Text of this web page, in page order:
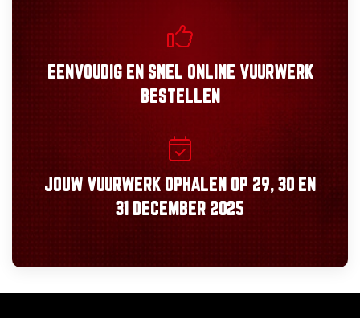
EENVOUDIGEN SNEL ONLINE VUURWERK
BESTELLEN
JOUW VUURWERK OPHALEN OP 29, 30 EN
31 DECEMBER 2025